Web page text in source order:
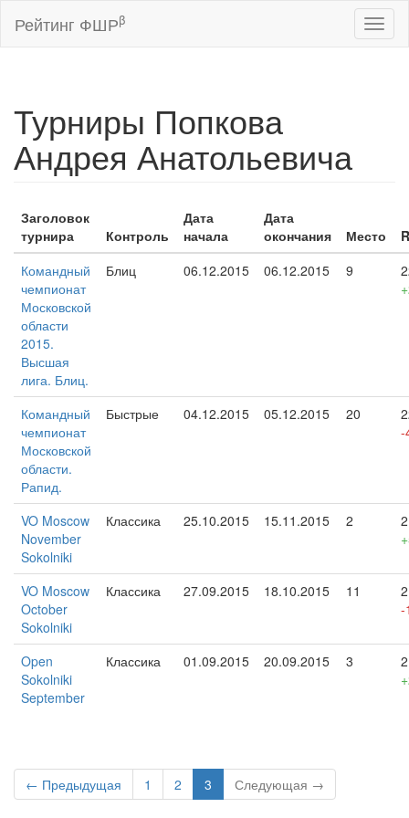
Рейтинг ФШРβ
Турниры Попкова
Андрея Анатольевича
Заголовок
турнира
Контроль
Дата
начала
Дата
окончания
Место
R
Командный
чемпионат
Московской
области
2015.
Высшая
лига. Блиц.
Блиц 06.12.2015 06.12.2015 9
Командный
чемпионат
Московской
области.
Рапид.
Быстрые 04.12.2015 05.12.2015 20
-
VO Moscow
November
Sokolniki
Классика 25.10.2015 15.11.2015 2
VO Moscow
October
Sokolniki
Классика 27.09.2015 18.10.2015 11
-
Open
Sokolniki
September
Классика 01.09.2015 20.09.2015 3
← Предыдущая 1 2 3 Следующая →